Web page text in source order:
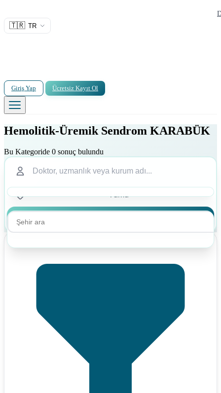
🇹🇷 TR
Giriş Yap Ücretsiz Kayıt Ol
Hemolitik-Üremik Sendrom KARABÜK
Bu Kategoride 0 sonuç bulundu